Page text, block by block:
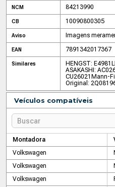
NCM 84213990
CB 10090800305
Aviso Imagens
EAN 7891342017367
Similares HENGST: E4981LI
ASAKASHI:
CU26021 Mann-
Original:
Veículos compatíveis
Montadora
Volkswagen
Volkswagen
Volkswagen